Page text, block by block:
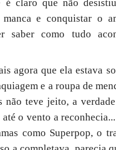
é claro que não
e conquistar o
saber como tudo
agora que ela estava
e a roupa de
não teve jeito, a
o vento a
como Superpop, o